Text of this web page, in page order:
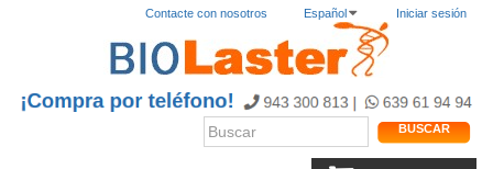
Iniciar sesión
Español
Contacte con nosotros
BUSCAR